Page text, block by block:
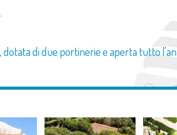
di due portinerie e aperta tutto